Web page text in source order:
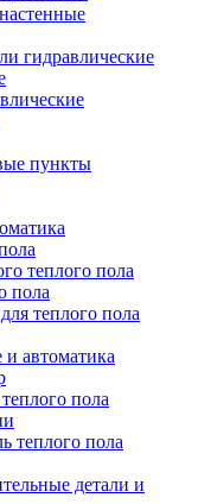
гидравлические
пункты
теплого пола
пола
теплого пола
автоматика
пола
теплого пола
детали и